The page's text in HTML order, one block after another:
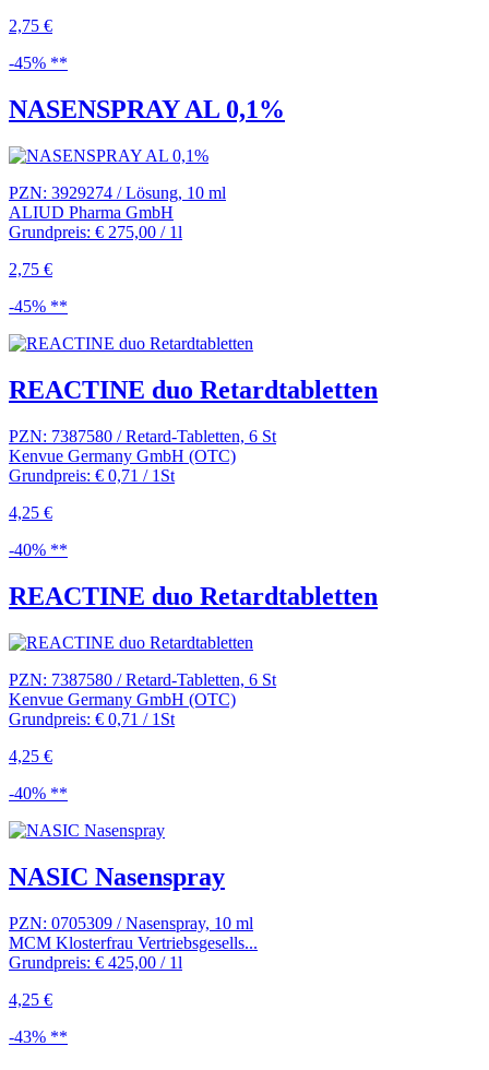
2,75 €
-45% **
NASENSPRAY AL 0,1%
PZN: 3929274 / Lösung, 10 ml
ALIUD Pharma GmbH
Grundpreis: € 275,00 / 1l
2,75 €
-45% **
REACTINE duo Retardtabletten
PZN: 7387580 / Retard-Tabletten, 6 St
Kenvue Germany GmbH (OTC)
Grundpreis: € 0,71 / 1St
4,25 €
-40% **
REACTINE duo Retardtabletten
PZN: 7387580 / Retard-Tabletten, 6 St
Kenvue Germany GmbH (OTC)
Grundpreis: € 0,71 / 1St
4,25 €
-40% **
NASIC Nasenspray
PZN: 0705309 / Nasenspray, 10 ml
MCM Klosterfrau Vertriebsgesells...
Grundpreis: € 425,00 / 1l
4,25 €
-43% **